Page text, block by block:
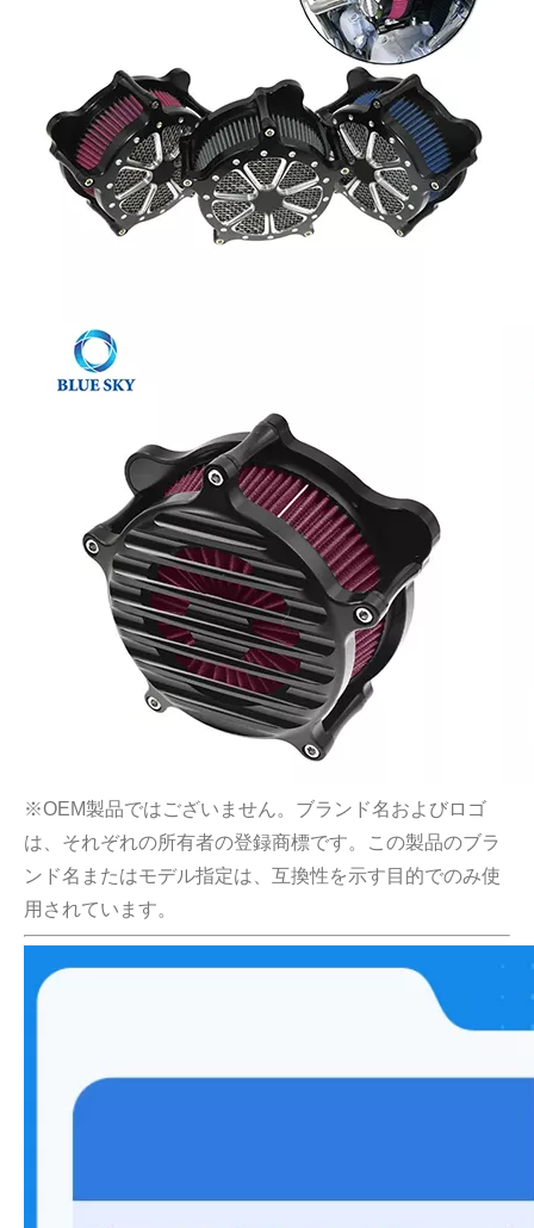
※OEM製品ではございません。ブランド名およびロゴ
は、それぞれの所有者の登録商標です。この製品のブラ
ンド名またはモデル指定は、互換性を示す目的でのみ使
用されています。